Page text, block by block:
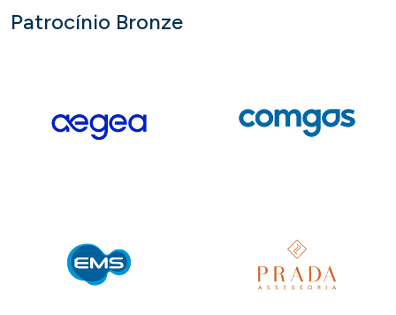
Patrocínio Bronze